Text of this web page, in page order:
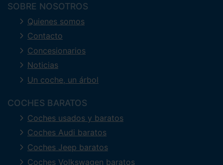
SOBRE NOSOTROS
Quienes somos
Contacto
Concesionarios
Noticias
Un coche, un árbol
COCHES BARATOS
Coches usados y baratos
Coches Audi baratos
Coches Jeep baratos
Coches Volkswagen baratos